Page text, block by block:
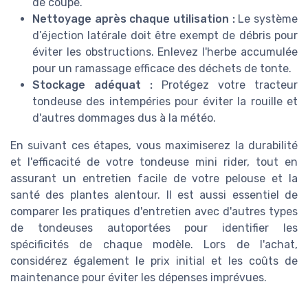
Nettoyage après chaque utilisation :Le système
d’éjection latérale doit être exempt de débris pour
éviter les obstructions. Enlevez l'herbe accumulée
pour un ramassage efficace des déchets de tonte.
Stockage adéquat : Protégez votre tracteur
tondeuse des intempéries pour éviter la rouille et
d'autres dommages dus à la météo.
En suivant ces étapes, vous maximiserez la durabilité
et l'efficacité de votre tondeuse mini rider, tout en
assurant un entretien facile de votre pelouse et la
santé des plantes alentour. Il est aussi essentiel de
comparer les pratiques d'entretien avec d'autres types
de tondeuses autoportées pour identifier les
spécificités de chaque modèle. Lors de l'achat,
considérez également le prix initial et les coûts de
maintenance pour éviter les dépenses imprévues.